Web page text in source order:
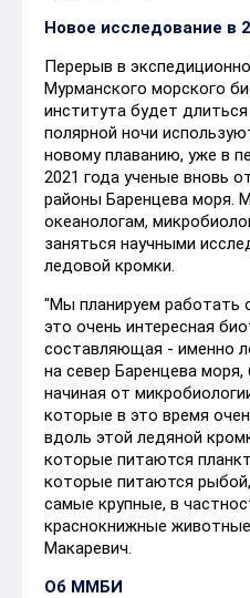
Новое исследование в
Перерыв в
Мурманского морского
института будет
полярной ночи
новому плаванию, уже в
2021 года ученые вновь
районы Баренцева моря.
океанологам,
заняться научными
ледовой кромки.
"Мы планируем работать
это очень интересная
составляющая - именно
на север Баренцева
начиная от
которые в это время
вдоль этой ледяной
которые питаются
которые питаются
самые крупные, в
краснокнижные
Макаревич.
Об ММБИ